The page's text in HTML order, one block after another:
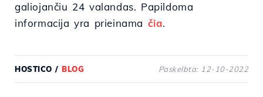
galiojančiu 24 valandas. Papildoma
informacija yra prieinama čia.
HOSTICO / BLOG Paskelbta: 12-10-2022